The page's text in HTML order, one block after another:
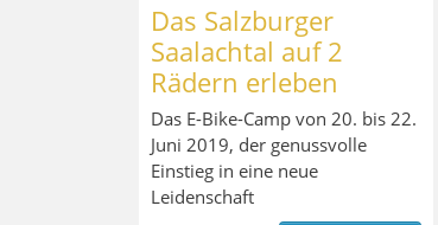
Das Salzburger
Saalachtal auf 2
Rädern erleben
Das E-Bike-Camp von 20. bis 22.
Juni 2019, der genussvolle
Einstieg in eine neue
Leidenschaft